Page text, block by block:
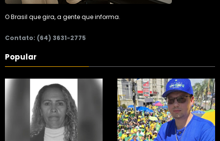
O Brasil que gira, a gente que informa.
Contato: (64) 3631-2775
Popular